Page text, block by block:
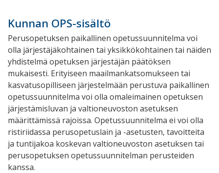
Kunnan OPS-sisältö
Perusopetuksen paikallinen opetussuunnitelma voi
olla järjestäjäkohtainen tai yksikkökohtainen tai näiden
yhdistelmä opetuksen järjestäjän päätöksen
mukaisesti. Erityiseen maailmankatsomukseen tai
kasvatusopilliseen järjestelmään perustuva paikallinen
opetussuunnitelma voi olla omaleimainen opetuksen
järjestämisluvan ja valtioneuvoston asetuksen
määrittämissä rajoissa. Opetussuunnitelma ei voi olla
ristiriidassa perusopetuslain ja -asetusten, tavoitteita
ja tuntijakoa koskevan valtioneuvoston asetuksen tai
perusopetuksen opetussuunnitelman perusteiden
kanssa.